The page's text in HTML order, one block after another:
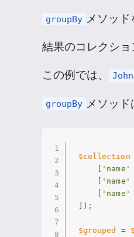
groupBy メソッ
結果のコレクシ
この例では、
John
groupBy メソッ
$collection
[ 'name'
[ 'name'
[ 'name'
] ) ;
$grouped =